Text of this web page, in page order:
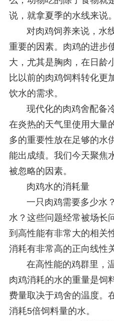
说，就拿夏季的水线来说
对肉鸡饲养来说，水
重要的因素。肉鸡的进步
大，尤其是胸肉，在日龄
比以前的肉鸡饲料转化更
饮水的需求。
现代化的肉鸡舍配备
在炎热的天气里使用大量
多的重要性放在足够的水
能出成绩。我们今天聚焦
被忽略的因素。
肉鸡水的消耗量
一只肉鸡需要多少水
水？这些问题经常被场长
到高性能有非常大的相关
消耗有非常高的正向线性
在高性能的鸡群里，
肉鸡消耗的水的重量是饲
费量取决于鸡舍的温度。
消耗5倍饲料量的水。